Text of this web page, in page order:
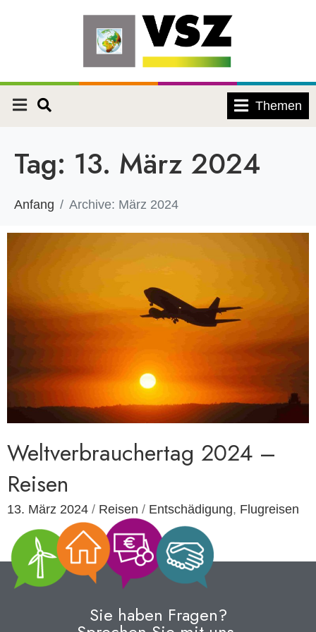
Themen
Tag: 13. März 2024
Anfang Archive: März 2024
Weltverbrauchertag 2024 –
Reisen
13. März 2024 / Reisen / Entschädigung, Flugreisen
Sie haben Fragen?